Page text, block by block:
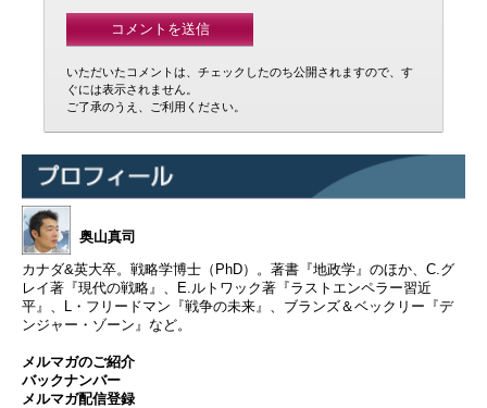
いただいたコメントは、チェックしたのち公開されますので、す
ぐには表示されません。
ご了承のうえ、ご利用ください。
奥山真司
カナダ&英大卒。戦略学博士（PhD）。著書『地政学』のほか、C.グ
レイ著『現代の戦略』、E.ルトワック著『ラストエンペラー習近
平』、L・フリードマン『戦争の未来』、ブランズ＆ベックリー『デ
ンジャー・ゾーン』など。
メルマガのご紹介
バックナンバー
メルマガ配信登録